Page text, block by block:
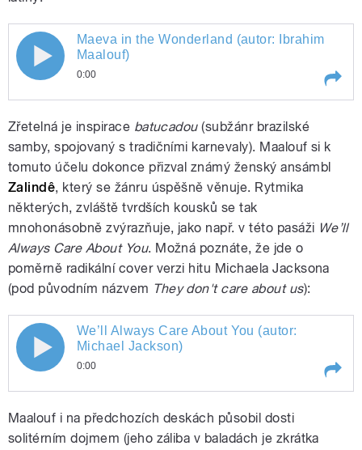
pause
Maeva in the Wonderland (autor:
Ibrahim Maalouf)
pause
Maeva in the Wonderland (autor: Ibrahim
Maalouf)
0:00
Maalouf)
Zřetelná je inspirace batucadou(subžánr brazilské
samby, spojovaný s tradičními karnevaly). Maalouf si k
tomuto účelu dokonce přizval známý ženský ansámbl
Zalindê, který se žánru úspěšně věnuje. Rytmika
některých, zvláště tvrdších kousků se tak
mnohonásobně zvýrazňuje, jako např. v této pasáži We’ll
Always Care About You. Možná poznáte, že jde o
poměrně radikální cover verzi hitu Michaela Jacksona
(pod původním názvem They don't care about us):
We’ll Always Care About You (autor:
Michael Jackson)
We’ll Always Care About You (autor:
Michael Jackson)
0:00
Michael Jackson)
Maalouf i na předchozích deskách působil dosti
solitérním dojmem (jeho záliba v baladách je zkrátka